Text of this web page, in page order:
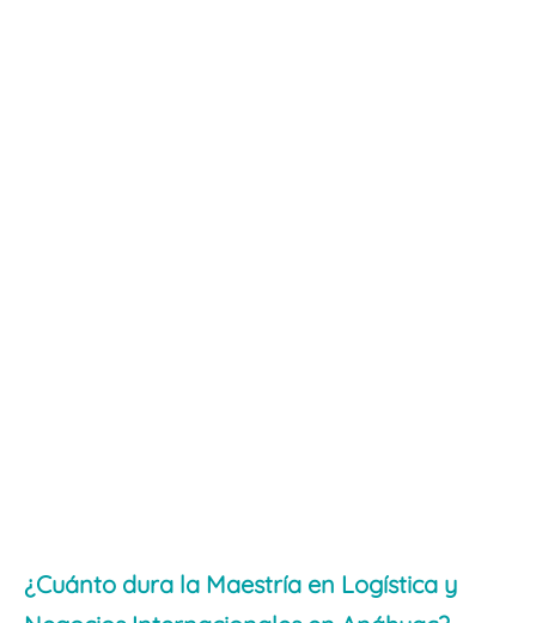
¿Cuánto dura la Maestría en Logística y